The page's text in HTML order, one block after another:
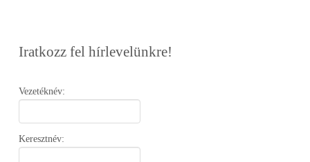
Iratkozz fel hírlevelünkre!
Vezetéknév:
Keresztnév: